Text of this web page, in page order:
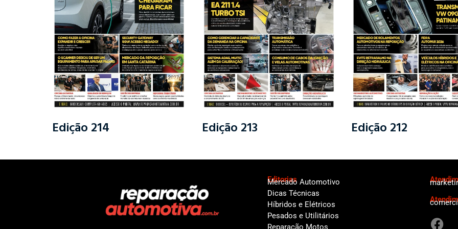
Edição 214 Edição 213 Edição 212
Editorias
Mercado Automotivo
Dicas Técnicas
Híbridos e Elétricos
Pesados e Utilitários
Reparação Motos
F